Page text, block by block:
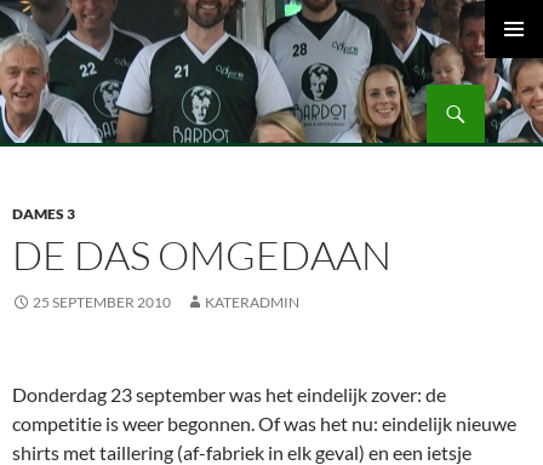
Ga
naar
de
inhoud
Volleybalvereniging Vips Bardot
Zoeken
MENU
DAMES 3
DE DAS OMGEDAAN
25 SEPTEMBER 2010 KATERADMIN
Donderdag 23 september was het eindelijk zover: de
competitie is weer begonnen. Of was het nu: eindelijk nieuwe
shirts met taillering (af-fabriek in elk geval) en een ietsje